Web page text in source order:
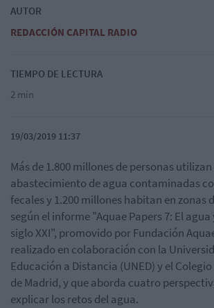
AUTOR
REDACCIÓN CAPITAL RADIO
TIEMPO DE LECTURA
2 min
19/03/2019 11:37
Más de 1.800 millones de personas
abastecimiento de agua contaminadas
fecales y 1.200 millones habitan en zonas
según el informe "Aquae Papers 7: El
siglo XXI", promovido por Fundación
realizado en colaboración con la
Educación a Distancia (UNED) y el
de Madrid, y que aborda cuatro
explicar los retos del agua.